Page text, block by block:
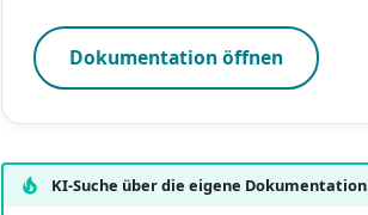
Dokumentation öffnen
KI-Suche über die eigene Dokumentation